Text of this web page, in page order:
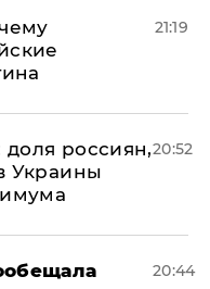
21:19
доля россиян,
Украины
20:52
20:44